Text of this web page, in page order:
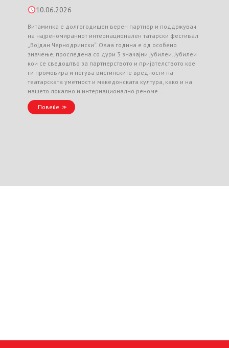
10.06.2026
Витаминка е долгогодишен верен партнер и поддржувач
на најреномираниот интернационален татарски фестивал
„Војдан Чернодрински“. Оваа година е од особено
значење, проследена со дури 3 значајни јубилеи. Јубилеи
кои се сведоштво за партнерството и пријателството кое
ги промовира и негува вистинските вредности на
театарската уметност и македонската култура, како и на
нашето локално и интернационално реноме …
Повеќе